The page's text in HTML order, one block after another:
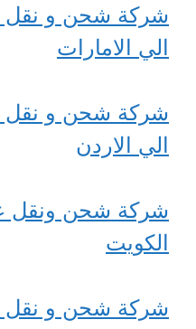
شركة شحن و نقل
الي الامارات
شركة شحن و نقل
الي الاردن
شركة شحن ونقل
الكويت
شركة شحن و نقل